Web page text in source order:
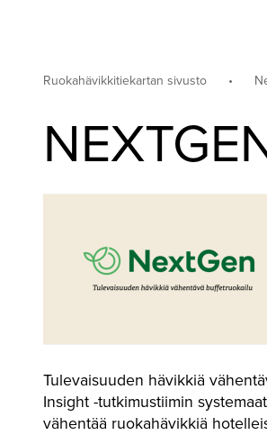
Ruokahävikkitiekartan sivusto •
Tulevaisuuden hävikkiä
Insight -tutkimustiimin
vähentää ruokahävikkiä